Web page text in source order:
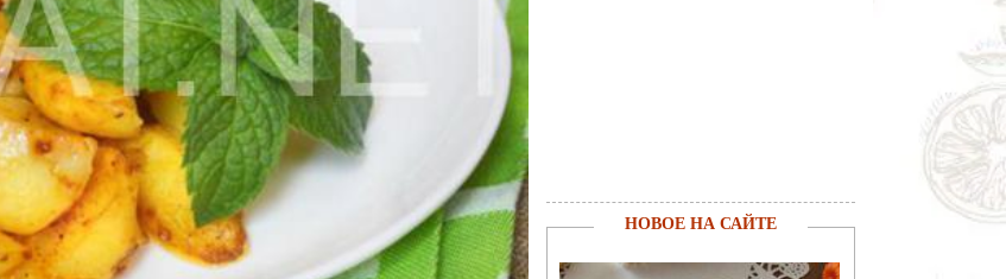
НОВОЕ НА САЙТЕ